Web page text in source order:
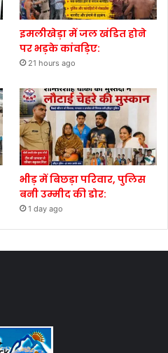
इमलीखेड़ा में जल खंडित होने
पर भड़के कांवड़िए:
21 hours ago
भीड़ में बिछड़ा परिवार, पुलिस
बनी उम्मीद की डोर:
1 day ago